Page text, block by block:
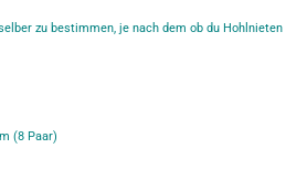
zu bestimmen, je nach dem ob du Hohlnieten
(8 Paar)